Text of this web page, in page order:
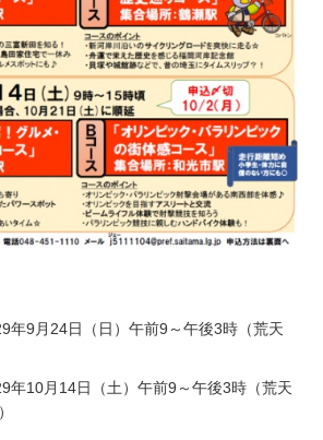
9月24日（日）午前9～午後3時（荒天
10月14日（土）午前9～午後3時（荒天